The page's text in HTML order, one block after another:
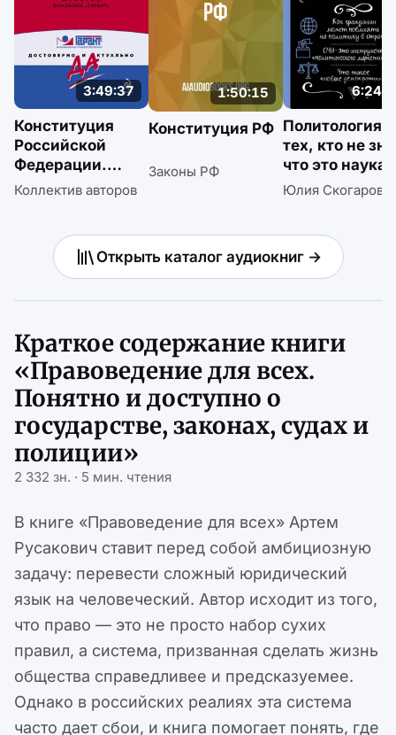
3:49:37
Конституция
Российской
Федерации.
По состоянию
и юристов
Коллектив авторов
1:50:15
Конституция РФ
Законы РФ
Политология
тех, кто не
что это наука
Юлия Скогарова
Открыть каталог аудиокниг →
Краткое содержание книги
«Правоведение для всех.
Понятно и доступно о
государстве, законах, судах и
полиции»
2 332 зн. · 5 мин. чтения
В книге «Правоведение для всех» Артем
Русакович ставит перед собой амбициозную
задачу: перевести сложный юридический
язык на человеческий. Автор исходит из того,
что право — это не просто набор сухих
правил, а система, призванная сделать жизнь
общества справедливее и предсказуемее.
Однако в российских реалиях эта система
часто дает сбои, и книга помогает понять, где